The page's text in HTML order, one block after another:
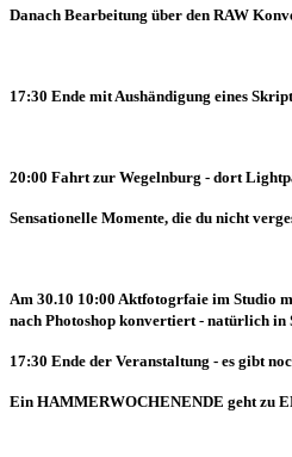
Danach Bearbeitung über den RAW
17:30 Ende mit Aushändigung eines
20:00 Fahrt zur Wegelnburg - dort
Sensationelle Momente, die du nicht
Am 30.10 10:00 Aktfotogrfaie im Studio
nach Photoshop konvertiert - natürlich in
17:30 Ende der Veranstaltung - es gibt
Ein HAMMERWOCHENENDE geht zu